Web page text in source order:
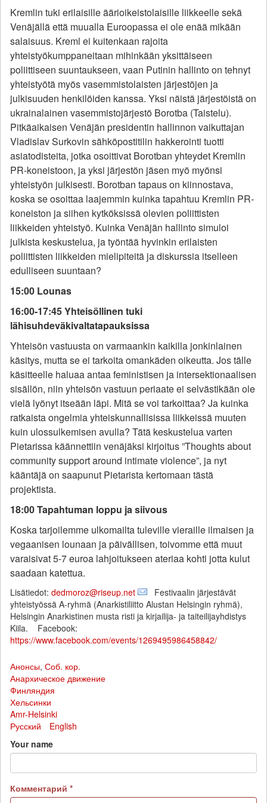
Kremlin tuki erilaisille äärioikeistolaisille liikkeelle sekä
Venäjällä että muualla Euroopassa ei ole enää mikään
salaisuus. Kreml ei kuitenkaan rajoita
yhteistyökumppaneitaan mihinkään yksittäiseen
poliittiseen suuntaukseen, vaan Putinin hallinto on tehnyt
yhteistyötä myös vasemmistolaisten järjestöjen ja
julkisuuden henkilöiden kanssa. Yksi näistä järjestöistä on
ukrainalainen vasemmistojärjestö Borotba (Taistelu).
Pitkäaikaisen Venäjän presidentin hallinnon vaikuttajan
Vladislav Surkovin sähköpostitilin hakkerointi tuotti
asiatodisteita, jotka osoittivat Borotban yhteydet Kremlin
PR-koneistoon, ja yksi järjestön jäsen myö myönsi
yhteistyön julkisesti. Borotban tapaus on kiinnostava,
koska se osoittaa laajemmin kuinka tapahtuu Kremlin PR-
koneiston ja siihen kytköksissä olevien poliittisten
liikkeiden yhteistyö. Kuinka Venäjän hallinto simuloi
julkista keskustelua, ja työntää hyvinkin erilaisten
poliittisten liikkeiden mielipiteitä ja diskurssia itselleen
edulliseen suuntaan?
15:00 Lounas
16:00-17:45 Yhteisöllinen tuki
lähisuhdeväkivaltatapauksissa
Yhteisön vastuusta on varmaankin kaikilla jonkinlainen
käsitys, mutta se ei tarkoita omankäden oikeutta. Jos tälle
käsitteelle haluaa antaa feministisen ja intersektionaalisen
sisällön, niin yhteisön vastuun periaate ei selvästikään ole
vielä lyönyt itseään läpi. Mitä se voi tarkoittaa? Ja kuinka
ratkaista ongelmia yhteiskunnallisissa liikkeissä muuten
kuin ulossulkemisen avulla? Tätä keskustelua varten
Pietarissa käännettiin venäjäksi kirjoitus ”Thoughts about
community support around intimate violence”, ja nyt
kääntäjä on saapunut Pietarista kertomaan tästä
projektista.
18:00 Tapahtuman loppu ja siivous
Koska tarjoilemme ulkomailta tuleville vieraille ilmaisen ja
vegaanisen lounaan ja päivällisen, toivomme että muut
varaisivat 5-7 euroa lahjoitukseen ateriaa kohti jotta kulut
saadaan katettua.
Lisätiedot: dedmoroz@riseup.net
Festivaalin järjestävät
yhteistyössä A-ryhmä (Anarkistiliitto Alustan Helsingin ryhmä),
Helsingin Anarkistinen musta risti ja kirjailija- ja taiteilijayhdistys
Kiila. Facebook:
https://www.facebook.com/events/1269495986458842/
Анонсы, Соб. кор.
Анархическое движение
Финляндия
Хельсинки
Amr-Helsinki
Русский
English
Your name
Комментарий *